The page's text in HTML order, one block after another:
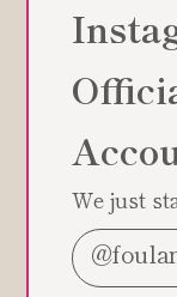
We just